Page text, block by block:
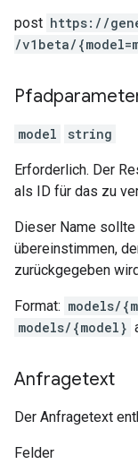
post https: / /
/v1beta/
model string
Erforderlich. Der
als ID für das zu
Dieser Name
übereinstimmen,
zurückgegeben
Format: models/
models/{model}
Anfragetext
Der Anfragetext
Felder